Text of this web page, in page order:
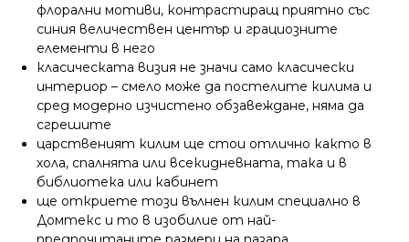
флорални мотиви, контрастиращ приятно със
синия величествен център и грациозните
елементи в него
класическата визия не значи само класически
интериор – смело може да постелите килима и
сред модерно изчистено обзавеждане, няма да
сгрешите
царственият килим ще стои отлично както в
хола, спалнята или всекидневната, така и в
библиотека или кабинет
ще откриете този вълнен килим специално в
Домтекс и то в изобилие от най-